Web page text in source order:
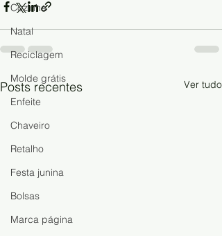
Cozinha
Natal
Reciclagem
Molde grátis
Enfeite
Chaveiro
Retalho
Festa junina
Bolsas
Marca página
Posts recentes Ver tudo